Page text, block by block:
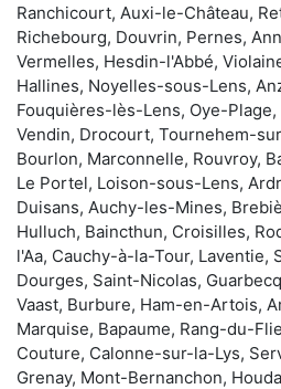
Ranchicourt, Auxi-le-Château,
Richebourg, Douvrin, Pernes,
Vermelles, Hesdin-l'Abbé,
Hallines, Noyelles-sous-Lens,
Fouquières-lès-Lens, Oye-
Vendin, Drocourt, Tournehem-
Bourlon, Marconnelle, Rouvroy,
Le Portel, Loison-sous-Lens,
Duisans, Auchy-les-Mines,
Hulluch, Baincthun, Croisilles,
l'Aa, Cauchy-à-la-Tour, Laventie,
Dourges, Saint-Nicolas,
Vaast, Burbure, Ham-en-Artois,
Marquise, Bapaume, Rang-du-
Couture, Calonne-sur-la-Lys,
Grenay, Mont-Bernanchon,